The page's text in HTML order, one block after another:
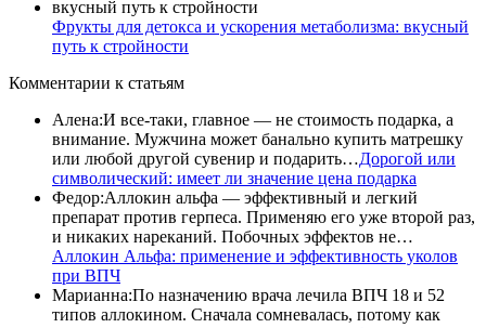
Фрукты для детокса и ускорения метаболизма: вкусный
путь к стройности
Комментарии к статьям
Алена:И все-таки, главное — не стоимость подарка, а
внимание. Мужчина может банально купить матрешку
или любой другой сувенир и подарить…Дорогой или
символический: имеет ли значение цена подарка
Федор:Аллокин альфа — эффективный и легкий
препарат против герпеса. Применяю его уже второй раз,
и никаких нареканий. Побочных эффектов не…
Аллокин Альфа: применение и эффективность уколов
при ВПЧ
Марианна:По назначению врача лечила ВПЧ 18 и 52
типов аллокином. Сначала сомневалась, потому как